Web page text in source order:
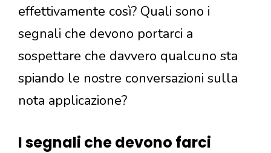
effettivamente così? Quali sono i
segnali che devono portarci a
sospettare che davvero qualcuno sta
spiando le nostre conversazioni sulla
nota applicazione?
I segnali che devono farci